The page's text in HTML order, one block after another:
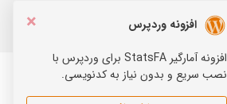
×
افزونه وردپرس
افزونه آمارگیر StatsFA برای وردپرس با
نصب سریع و بدون نیاز به کدنویسی.